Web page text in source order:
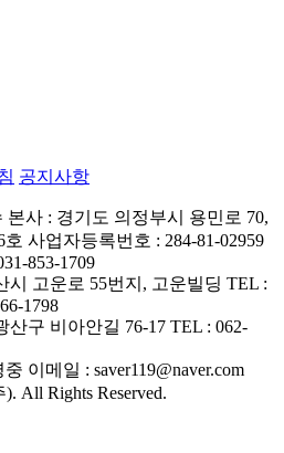
공지사항
본사 : 경기도 의정부시 용민로 70,
호 사업자등록번호 : 284-81-02959
853-1709
고운로 55번지, 고운빌딩 TEL :
1798
산구 비아안길 76-17 TEL : 062-
중 이메일 : saver119@naver.com
All Rights Reserved.